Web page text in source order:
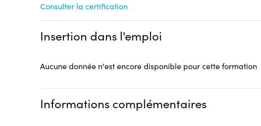
11 Rue de l'Yser
CFA des métiers du sport et de l'animation
59139 Wattignies
Accueil sur le lieu de formation
Accès handicap :
Pas d'accès handicap
Pas d'hébergement
Transport :
Consulter la certification
Insertion dans l'emploi
Aucune donnée n'est encore disponible pour cette formation
Informations complémentaires